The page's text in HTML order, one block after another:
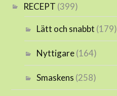
RECEPT (399)
Lätt och snabbt (179)
Nyttigare(164)
Smaskens (258)